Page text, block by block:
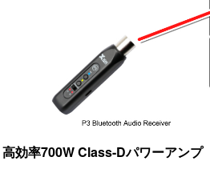
高効率700W Class-Dパワーアンプ